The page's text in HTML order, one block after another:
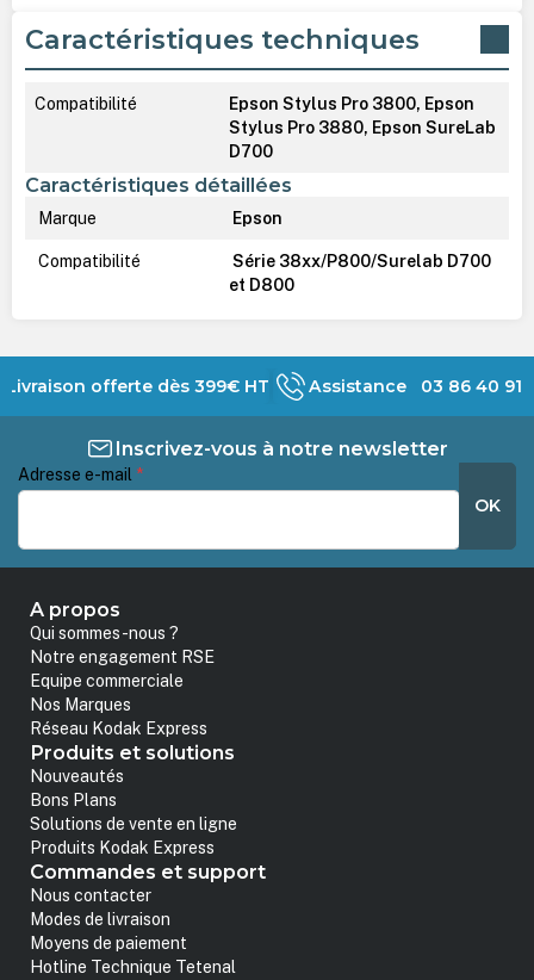
Caractéristiques techniques
Compatibilité
Epson Stylus Pro 3800, Epson
Stylus Pro 3880, Epson SureLab
D700
Caractéristiques détaillées
Marque Epson
Compatibilité
Série 38xx/P800/Surelab D700
et D800
Livraison offerte dès 399€ HT Assistance 03 86 40 91
Inscrivez-vous à notre newsletter
Adresse e-mail *
OK
A propos
Qui sommes-nous ?
Notre engagement RSE
Equipe commerciale
Nos Marques
Réseau Kodak Express
Produits et solutions
Nouveautés
Bons Plans
Solutions de vente en ligne
Produits Kodak Express
Commandes et support
Nous contacter
Modes de livraison
Moyens de paiement
Hotline Technique Tetenal